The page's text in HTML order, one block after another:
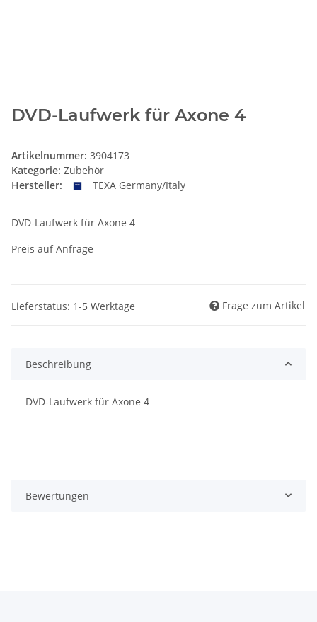
DVD-Laufwerk für Axone 4
Artikelnummer: 3904173
Kategorie: Zubehör
Hersteller:
TEXA Germany/Italy
DVD-Laufwerk für Axone 4
Preis auf Anfrage
Lieferstatus: 1-5 Werktage Frage zum Artikel
Beschreibung
DVD-Laufwerk für Axone 4
Bewertungen